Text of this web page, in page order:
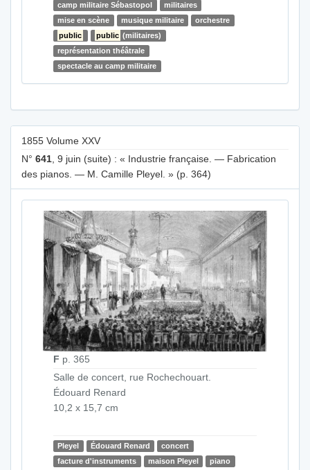
camp militaire Sébastopol
militaires
mise en scène
musique militaire
orchestre
public
public (militaires)
représentation théâtrale
spectacle au camp militaire
1855 Volume XXV
N° 641 , 9 juin (suite) : « Industrie française. — Fabrication
des pianos. — M. Camille Pleyel. » (p. 364)
F p. 365
Salle de concert, rue Rochechouart.
Édouard Renard
10,2 x 15,7 cm
Pleyel Édouard Renard
concert
facture d'instruments
maison Pleyel
piano